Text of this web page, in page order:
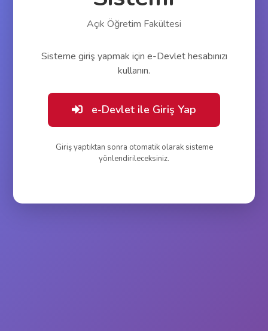
Açık Öğretim Fakültesi
Sisteme giriş yapmak için e-Devlet hesabınızı
kullanın.
e-Devlet ile Giriş Yap
Giriş yaptıktan sonra otomatik olarak sisteme
yönlendirileceksiniz.